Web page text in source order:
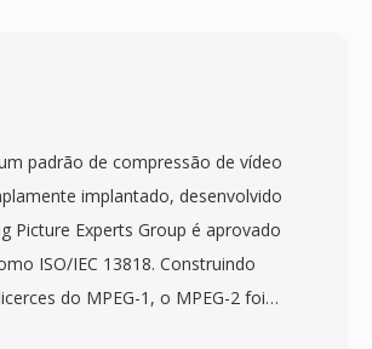
oferecendo qualidade de
custo de licenciamento. O codec
na compressão de vídeo de longa-
arquivos notavelmente
como quantizacao adaptativa,
padrão de compressão de vídeo
implantado, desenvolvido
Picture Experts Group é aprovado
ISO/IEC 13818. Construindo
do MPEG-1, o MPEG-2 foi
lidar com taxas de bits é